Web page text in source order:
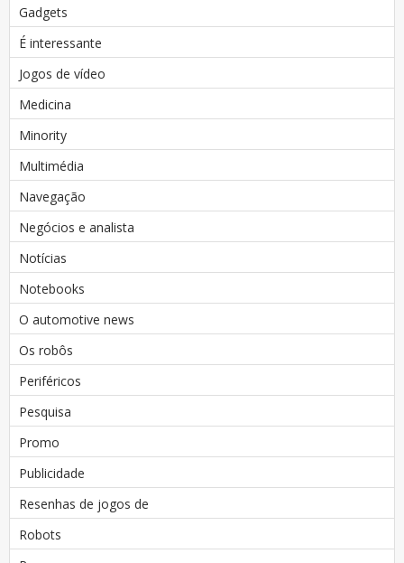
Gadgets
É interessante
Jogos de vídeo
Medicina
Minority
Multimédia
Navegação
Negócios e analista
Notícias
Notebooks
O automotive news
Os robôs
Periféricos
Pesquisa
Promo
Publicidade
Resenhas de jogos de
Robots